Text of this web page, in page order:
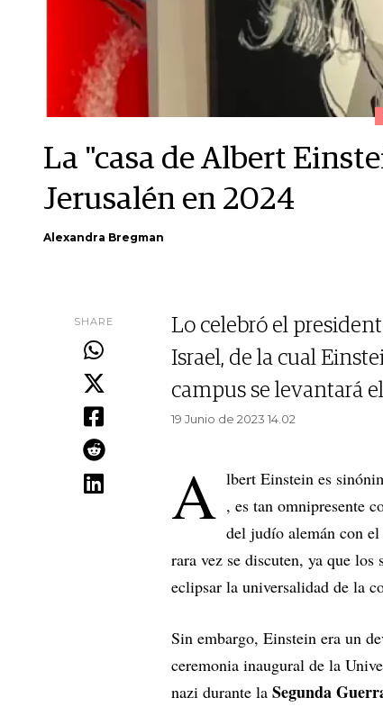
La "casa de Albert
Jerusalén en 2024
Alexandra Bregman
SHARE
Lo celebró el
Israel, de la cual
campus se levantará
19 Junio de 2023 14.02
A lbert Einstein es
, es tan omnipresente
del judío alemán con
rara vez se discuten, ya que
eclipsar la universalidad de la
Sin embargo, Einstein era un
ceremonia inaugural de la
nazi durante la Segunda